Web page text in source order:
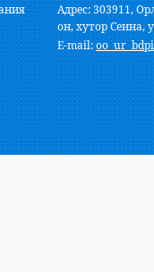
Адрес: 303911,
он, хутор Сеина,
E-mail: